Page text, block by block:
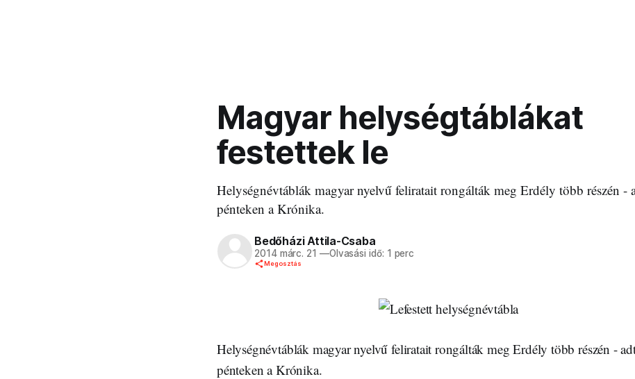
Magyar helységtáblákat
festettek le
Helységnévtáblák magyar nyelvű feliratait rongálták meg Erdély több részén -
pénteken a Krónika.
Bedőházi Attila-Csaba
2014 márc. 21 —Olvasási idő: 1 perc
Megosztás
Helységnévtáblák magyar nyelvű feliratait rongálták meg Erdély több részén -
pénteken a Krónika.